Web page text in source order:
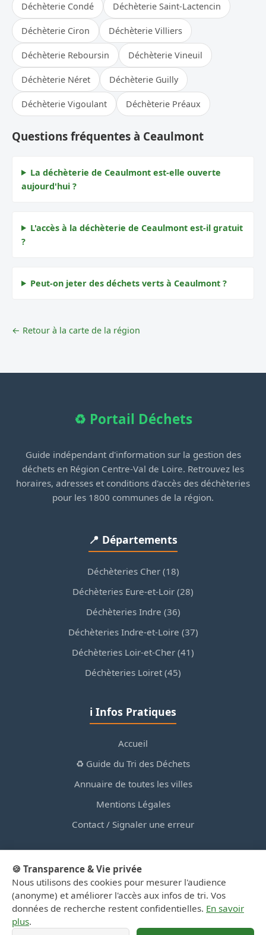
Déchèterie Condé Déchèterie Saint-Lactencin
Déchèterie Ciron Déchèterie Villiers
Déchèterie Reboursin Déchèterie Vineuil
Déchèterie Néret Déchèterie Guilly
Déchèterie Vigoulant Déchèterie Préaux
Questions fréquentes à Ceaulmont
La déchèterie de Ceaulmont est-elle ouverte
aujourd'hui ?
L'accès à la déchèterie de Ceaulmont est-il gratuit
?
Peut-on jeter des déchets verts à Ceaulmont ?
← Retour à la carte de la région
♻️ Portail Déchets
Guide indépendant d'information sur la gestion des
déchets en Région Centre-Val de Loire. Retrouvez les
horaires, adresses et conditions d'accès des déchèteries
pour les 1800 communes de la région.
📍 Départements
Déchèteries Cher (18)
Déchèteries Eure-et-Loir (28)
Déchèteries Indre (36)
Déchèteries Indre-et-Loire (37)
Déchèteries Loir-et-Cher (41)
Déchèteries Loiret (45)
ℹ️ Infos Pratiques
Accueil
♻️ Guide du Tri des Déchets
Annuaire de toutes les villes
Mentions Légales
Contact / Signaler une erreur
© 2026 PortailDesDechetsEnRegionCentre.fr — Site
d'information privé, non affilié aux collectivités.
🍪 Transparence & Vie privée
Nous utilisons des cookies pour mesurer l'audience
(anonyme) et améliorer l'accès aux infos de tri. Vos
données de recherche restent confidentielles. En savoir
plus.